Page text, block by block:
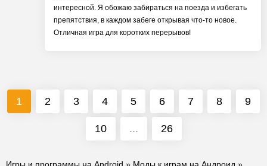
интересной. Я обожаю забираться на поезда и избегать
препятствия, в каждом забеге открывая что-то новое.
Отличная игра для коротких перерывов!
1 2 3 4 5 6 7 8 9
10 ... 26